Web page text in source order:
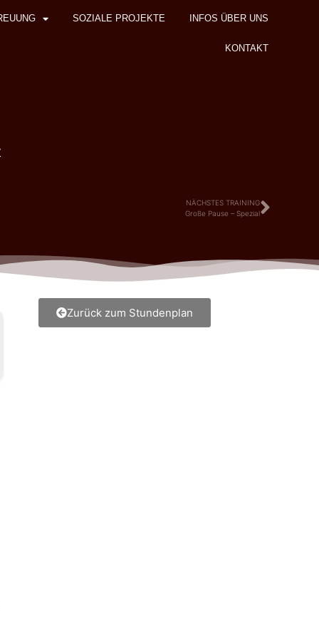
SOZIALE PROJEKTE INFOS ÜBER UNS
KONTAKT
NÄCHSTES TRAINING
Große Pause – Spezial
Zurück zum Stundenplan